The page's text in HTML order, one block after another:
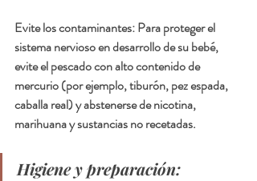
Evite los contaminantes: Para proteger el
sistema nervioso en desarrollo de su bebé,
evite el pescado con alto contenido de
mercurio (por ejemplo, tiburón, pez espada,
caballa real) y abstenerse de nicotina,
marihuana y sustancias no recetadas.
Higiene y preparación: